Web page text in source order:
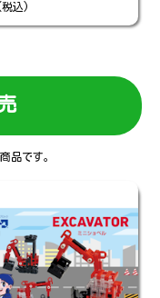
込)
品です。